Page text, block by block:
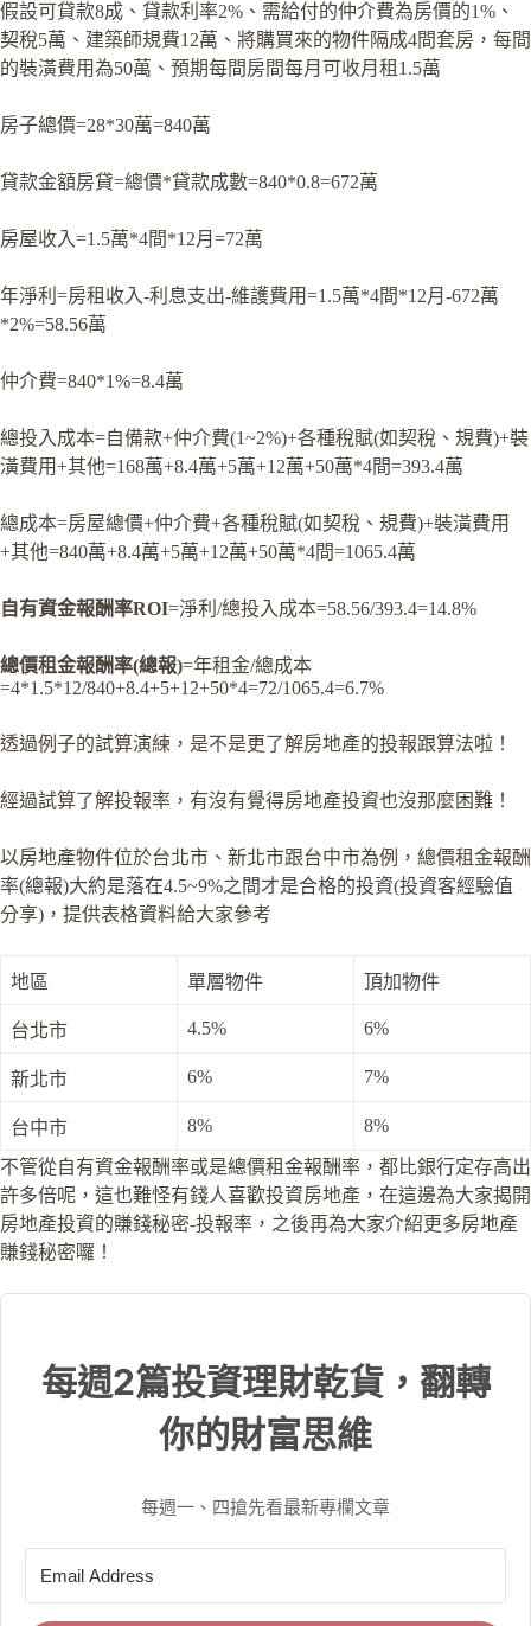
假設可貸款8成、貸款利率2%、需給付的仲介費為房價的1%、
契稅5萬、建築師規費12萬、將購買來的物件隔成4間套房，每間
的裝潢費用為50萬、預期每間房間每月可收月租1.5萬
房子總價=28*30萬=840萬
貸款金額房貸=總價*貸款成數=840*0.8=672萬
房屋收入=1.5萬*4間*12月=72萬
年淨利=房租收入-利息支出-維護費用=1.5萬*4間*12月-672萬
*2%=58.56萬
仲介費=840*1%=8.4萬
總投入成本=自備款+仲介費(1~2%)+各種稅賦(如契稅、規費)+裝
潢費用+其他=168萬+8.4萬+5萬+12萬+50萬*4間=393.4萬
總成本=房屋總價+仲介費+各種稅賦(如契稅、規費)+裝潢費用
+其他=840萬+8.4萬+5萬+12萬+50萬*4間=1065.4萬
自有資金報酬率ROI=淨利/總投入成本=58.56/393.4=14.8%
總價租金報酬率(總報)=年租金/總成本
=4*1.5*12/840+8.4+5+12+50*4=72/1065.4=6.7%
透過例子的試算演練，是不是更了解房地產的投報跟算法啦！
經過試算了解投報率，有沒有覺得房地產投資也沒那麼困難！
以房地產物件位於台北市、新北市跟台中市為例，總價租金報酬
率(總報)大約是落在4.5~9%之間才是合格的投資(投資客經驗值
分享)，提供表格資料給大家參考
地區 單層物件 頂加物件
台北市 4.5% 6%
新北市 6% 7%
台中市 8% 8%
不管從自有資金報酬率或是總價租金報酬率，都比銀行定存高出
許多倍呢，這也難怪有錢人喜歡投資房地產，在這邊為大家揭開
房地產投資的賺錢秘密-投報率，之後再為大家介紹更多房地產
賺錢秘密囉！
每週2篇投資理財乾貨，翻轉
你的財富思維
每週一、四搶先看最新專欄文章